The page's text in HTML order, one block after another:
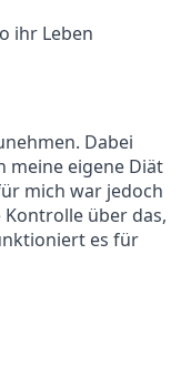
ihr Leben
Dabei
meine eigene Diät
mich war jedoch
über das,
es für